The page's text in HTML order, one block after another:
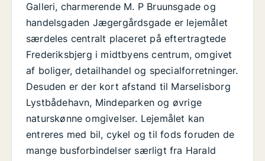
Galleri, charmerende M. P Bruunsgade og
handelsgaden Jægergårdsgade er lejemålet
særdeles centralt placeret på eftertragtede
Frederiksbjerg i midtbyens centrum, omgivet
af boliger, detailhandel og specialforretninger.
Desuden er der kort afstand til Marselisborg
Lystbådehavn, Mindeparken og øvrige
naturskønne omgivelser. Lejemålet kan
entreres med bil, cykel og til fods foruden de
mange busforbindelser særligt fra Harald